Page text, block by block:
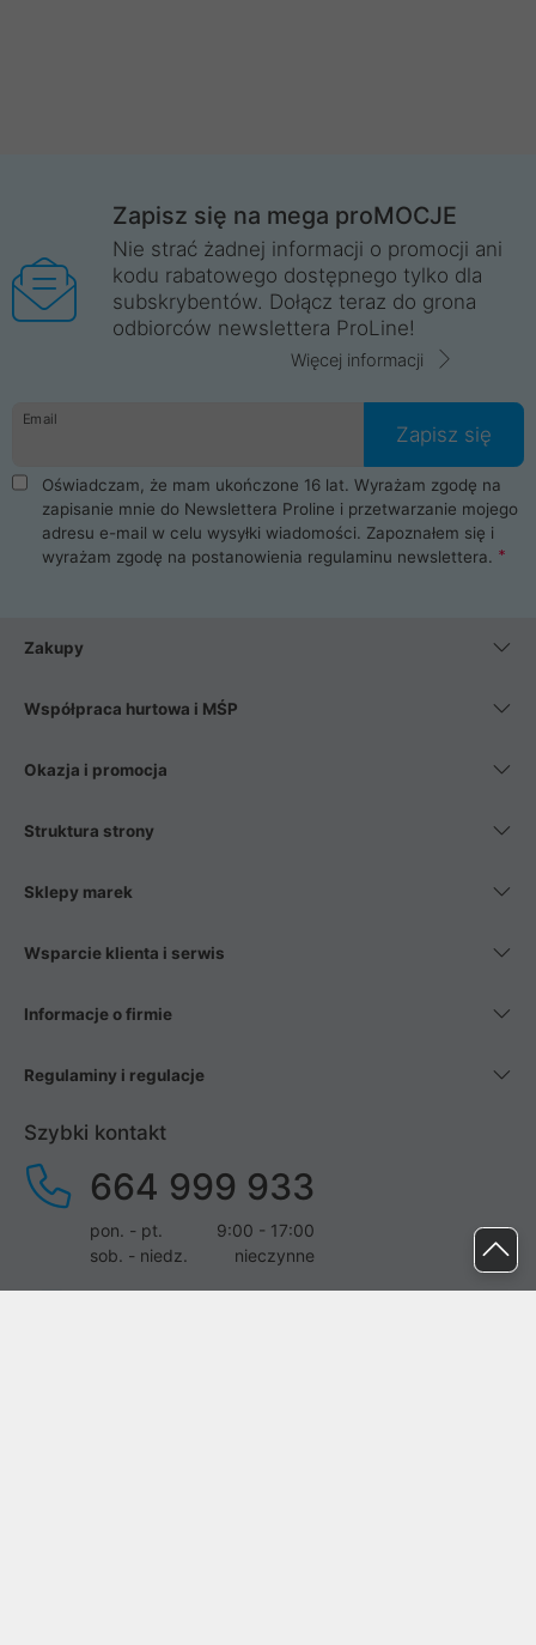
Zapisz się na mega proMOCJE
Nie strać żadnej informacji o promocji ani
kodu rabatowego dostępnego tylko dla
subskrybentów. Dołącz teraz do grona
odbiorców newslettera ProLine!
Więcej informacji
Email
Zapisz się
Oświadczam, że mam ukończone 16 lat. Wyrażam zgodę na
zapisanie mnie do Newslettera Proline i przetwarzanie mojego
adresu e-mail w celu wysyłki wiadomości. Zapoznałem się i
wyrażam zgodę na postanowienia regulaminu newslettera.
Zakupy
Współpraca hurtowa i MŚP
Okazja i promocja
Struktura strony
Sklepy marek
Wsparcie klienta i serwis
Informacje o firmie
Regulaminy i regulacje
Szybki kontakt
664 999 933
pon. - pt.
9:00 - 17:00
sob. - niedz.
nieczynne